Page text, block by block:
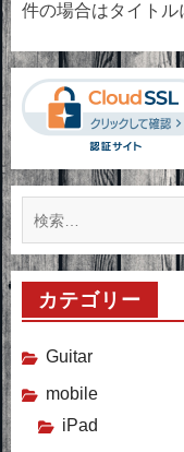
件の場合はタイトル
索:
カテゴリー
Guitar
mobile
iPad